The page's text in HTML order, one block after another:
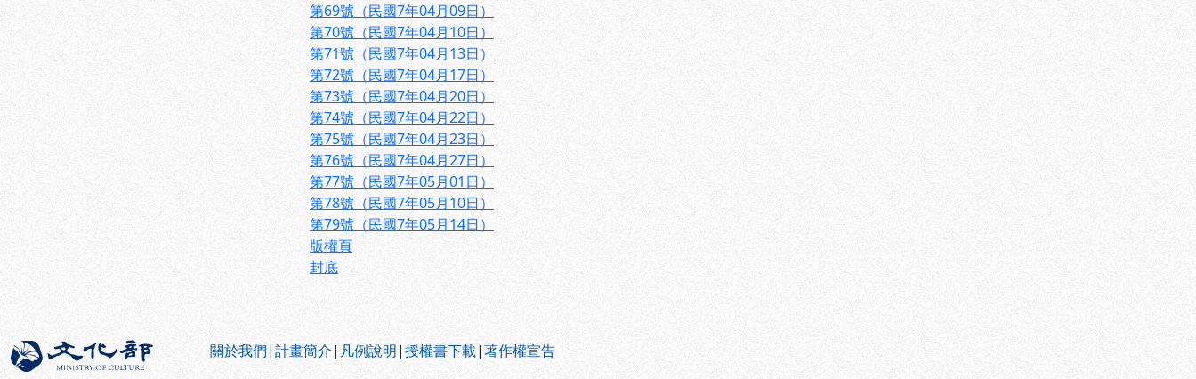
第69號（民國7年04月09日）
第70號（民國7年04月10日）
第71號（民國7年04月13日）
第72號（民國7年04月17日）
第73號（民國7年04月20日）
第74號（民國7年04月22日）
第75號（民國7年04月23日）
第76號（民國7年04月27日）
第77號（民國7年05月01日）
第78號（民國7年05月10日）
第79號（民國7年05月14日）
版權頁
封底
關於我們|計畫簡介| 凡例說明|授權書下載|著作權宣告